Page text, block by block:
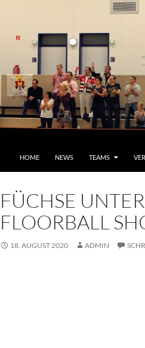
HOME
NEWS TEAMS
FÜCHSE
FLOORBALL
18. AUGUST 2020 ADMIN